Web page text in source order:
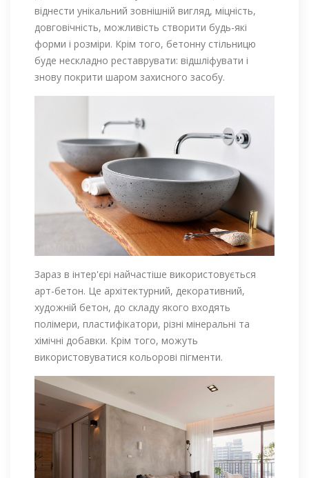
віднести унікальний зовнішній вигляд, міцність,
довговічність, можливість створити будь-які
форми і розміри. Крім того, бетонну стільницю
буде нескладно реставрувати: відшліфувати і
знову покрити шаром захисного засобу.
Зараз в інтер'єрі найчастіше використовується
арт-бетон. Це архітектурний, декоративний,
художній бетон, до складу якого входять
полімери, пластифікатори, різні мінеральні та
хімічні добавки. Крім того, можуть
використовуватися кольорові пігменти.